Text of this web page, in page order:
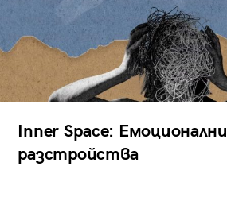
Inner Space: Емоционални
разстройства